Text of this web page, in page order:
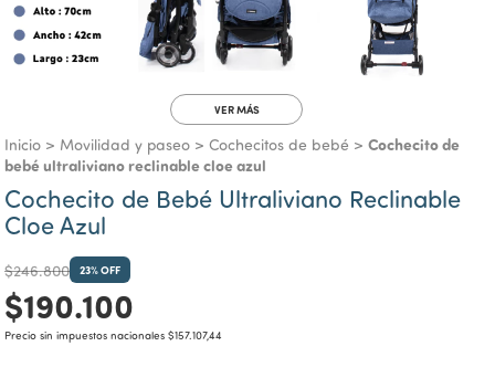
VER MÁS
Inicio > Movilidad y paseo > Cochecitos de bebé > Cochecito de
bebé ultraliviano reclinable cloe azul
Cochecito de Bebé Ultraliviano Reclinable
Cloe Azul
$246.800 23% OFF
$190.100
Precio sin impuestos nacionales $157.107,44